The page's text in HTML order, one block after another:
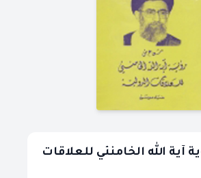
آية الله الخامنئي للعلاقات